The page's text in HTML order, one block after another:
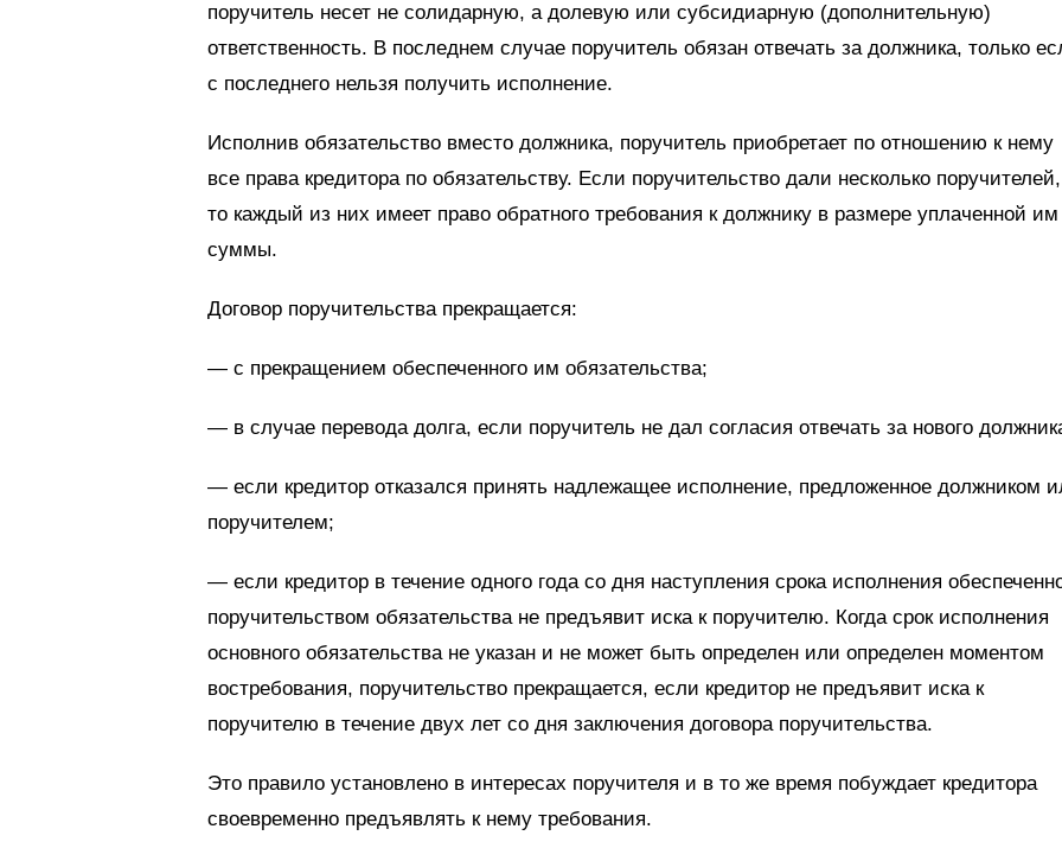
поручитель несет не солидарную, а долевую или субсидиарную (дополнительную)
ответственность. В последнем случае поручитель обязан отвечать за должника, только
с последнего нельзя получить исполнение.
Исполнив обязательство вместо должника, поручитель приобретает по отношению к нему
все права кредитора по обязательству. Если поручительство дали несколько поручителей,
то каждый из них имеет право обратного требования к должнику в размере уплаченной им
суммы.
Договор поручительства прекращается:
— с прекращением обеспеченного им обязательства;
— в случае перевода долга, если поручитель не дал согласия отвечать за нового
— если кредитор отказался принять надлежащее исполнение, предложенное должником
поручителем;
— если кредитор в течение одного года со дня наступления срока исполнения
поручительством обязательства не предъявит иска к поручителю. Когда срок исполнения
основного обязательства не указан и не может быть определен или определен моментом
востребования, поручительство прекращается, если кредитор не предъявит иска к
поручителю в течение двух лет со дня заключения договора поручительства.
Это правило установлено в интересах поручителя и в то же время побуждает кредитора
своевременно предъявлять к нему требования.